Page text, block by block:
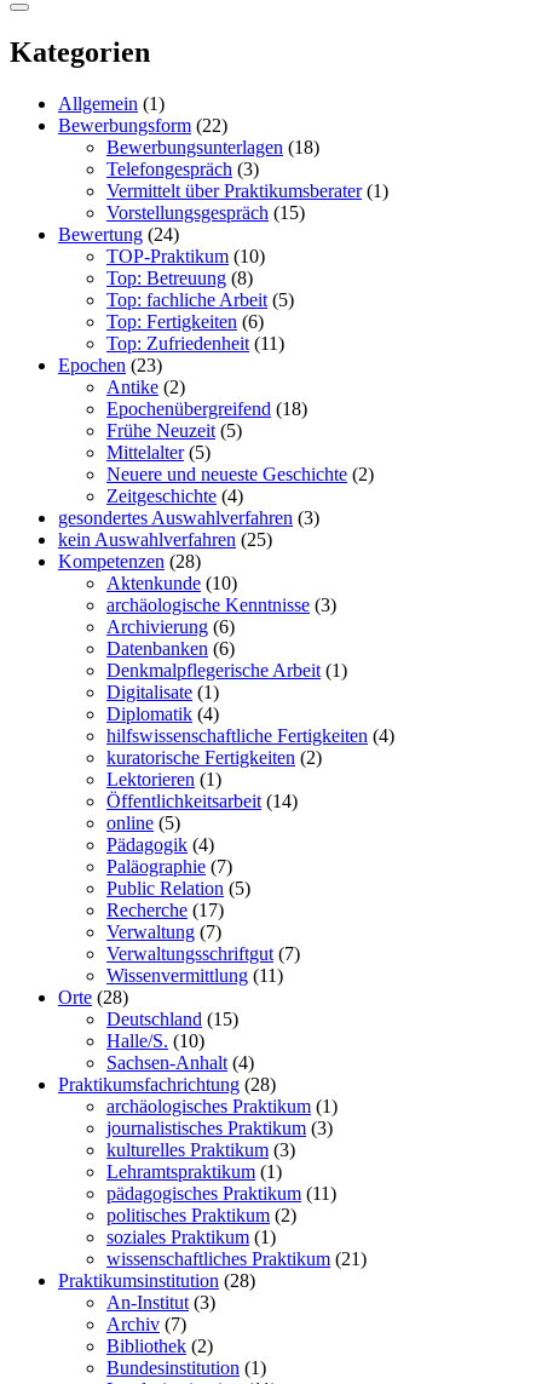
Kategorien
Allgemein (1)
Bewerbungsform (22)
Bewerbungsunterlagen (18)
Telefongespräch (3)
Vermittelt über Praktikumsberater(1)
Vorstellungsgespräch (15)
Bewertung (24)
TOP-Praktikum (10)
Top: Betreuung (8)
Top: fachliche Arbeit (5)
Top: Fertigkeiten (6)
Top: Zufriedenheit (11)
Epochen (23)
Antike (2)
Epochenübergreifend (18)
Frühe Neuzeit (5)
Mittelalter(5)
Neuere und neueste Geschichte (2)
Zeitgeschichte (4)
gesondertes Auswahlverfahren (3)
kein Auswahlverfahren (25)
Kompetenzen (28)
Aktenkunde (10)
archäologische Kenntnisse (3)
Archivierung (6)
Datenbanken (6)
Denkmalpflegerische Arbeit (1)
Digitalisate (1)
Diplomatik (4)
hilfswissenschaftliche Fertigkeiten (4)
kuratorische Fertigkeiten (2)
Lektorieren (1)
Öffentlichkeitsarbeit (14)
online (5)
Pädagogik (4)
Paläographie (7)
Public Relation (5)
Recherche (17)
Verwaltung (7)
Verwaltungsschriftgut (7)
Wissenvermittlung (11)
Orte (28)
Deutschland (15)
Halle/S. (10)
Sachsen-Anhalt (4)
Praktikumsfachrichtung (28)
archäologisches Praktikum (1)
journalistisches Praktikum (3)
kulturelles Praktikum (3)
Lehramtspraktikum (1)
pädagogisches Praktikum (11)
politisches Praktikum (2)
soziales Praktikum (1)
wissenschaftliches Praktikum (21)
Praktikumsinstitution (28)
An-Institut (3)
Archiv (7)
Bibliothek (2)
Bundesinstitution (1)